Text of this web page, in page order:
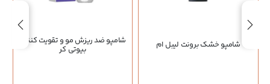
شامپو خشک برونت لیبل ام شامپو ضد ریزش مو و تقویت کننده
بیوتی کر